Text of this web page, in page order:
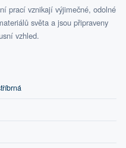
prací vznikají výjimečné, odolné
světa a jsou připraveny
vzhled.